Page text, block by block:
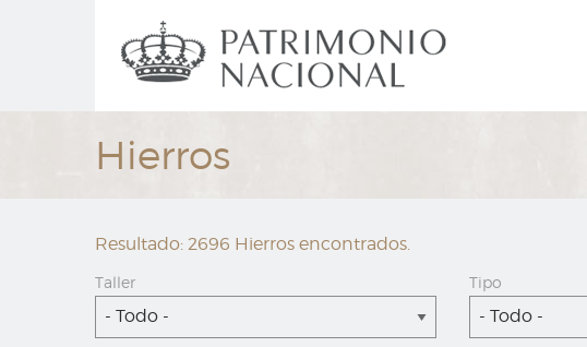
Navegación
principal
Hierros
Resultado: 2696 Hierros encontrados.
Taller
- Todo -
Tipo
- Todo -